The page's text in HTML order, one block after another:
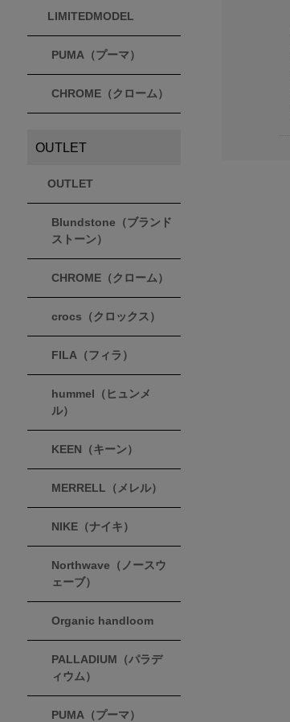
LIMITEDMODEL
PUMA（プーマ）
CHROME（クローム）
OUTLET
OUTLET
Blundstone（ブランド
ストーン）
CHROME（クローム）
crocs（クロックス）
FILA（フィラ）
hummel（ヒュンメ
ル）
KEEN（キーン）
MERRELL（メレル）
NIKE（ナイキ）
Northwave（ノースウ
ェーブ）
Organic handloom
PALLADIUM（パラデ
ィウム）
PUMA（プーマ）